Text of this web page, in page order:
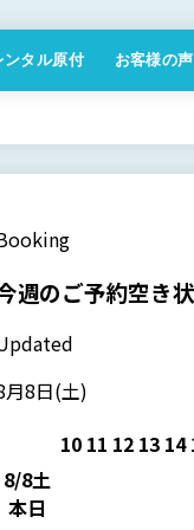
ンタル原付 お客様の声